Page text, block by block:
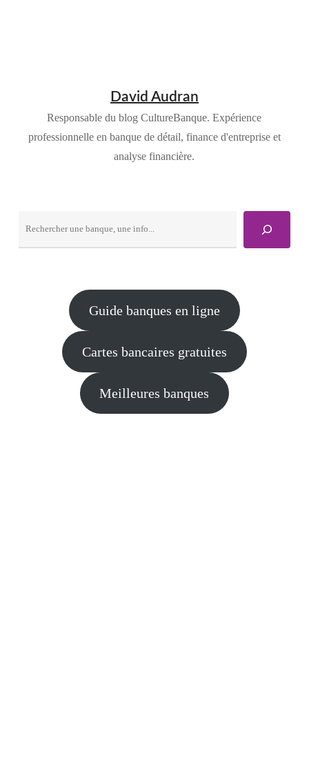
David Audran
Responsable du blog CultureBanque. Expérience
professionnelle en banque de détail, finance d'entreprise et
analyse financière.
Guide banques en ligne
Cartes bancaires gratuites
Meilleures banques